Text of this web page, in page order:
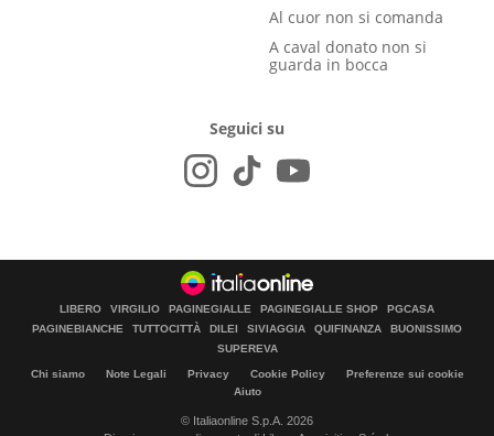
Al cuor non si comanda
A caval donato non si
guarda in bocca
Seguici su
LIBERO VIRGILIO PAGINEGIALLE PAGINEGIALLE SHOP
PGCASA
PAGINEBIANCHE
TUTTOCITTÀ DILEI SIVIAGGIA QUIFINANZA
BUONISSIMO
SUPEREVA
Chi siamo Note Legali Privacy Cookie Policy
Preferenze sui cookie
Aiuto
© Italiaonline S.p.A. 2026